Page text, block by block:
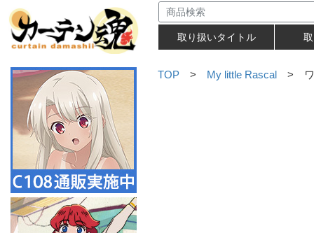
取り扱いタイトル
TOP > My little Rascal > ワ